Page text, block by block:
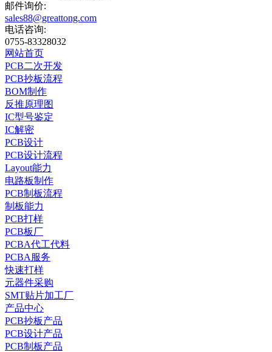
邮件询价:
sales88@greattong.com
电话咨询:
0755-83328032
网站首页
PCB二次开发
PCB抄板流程
BOM制作
反推原理图
IC型号鉴定
IC解密
PCB设计
PCB设计流程
Layout能力
电路板制作
PCB制板流程
制板能力
PCB打样
PCB板厂
PCBA代工代料
PCBA服务
快速打样
元器件采购
SMT贴片加工厂
产品中心
PCB抄板产品
PCB设计产品
PCB制板产品